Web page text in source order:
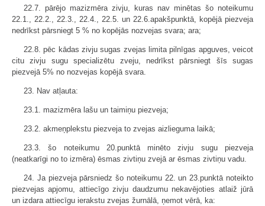
22.7. pārējo mazizmēra zivju, kuras nav minētas šo noteikumu
22.1., 22.2., 22.3., 22.4., 22.5. un 22.6.apakšpunktā, kopējā piezveja
nedrīkst pārsniegt 5 % no kopējās nozvejas svara; ara;
22.8. pēc kādas zivju sugas zvejas limita pilnīgas apguves, veicot
citu zivju sugu specializētu zveju, nedrīkst pārsniegt šīs sugas
piezvejā 5% no nozvejas kopējā svara.
23. Nav atļauta:
23.1. mazizmēra lašu un taimiņu piezveja;
23.2. akmeņplekstu piezveja to zvejas aizlieguma laikā;
23.3. šo noteikumu 20.punktā minēto zivju sugu piezveja
(neatkarīgi no to izmēra) ēsmas zivtiņu zvejā ar ēsmas zivtiņu vadu.
24. Ja piezveja pārsniedz šo noteikumu 22. un 23.punktā noteikto
piezvejas apjomu, attiecīgo zivju daudzumu nekavējoties atlaiž jūrā
un izdara attiecīgu ierakstu zvejas žurnālā, ņemot vērā, ka: